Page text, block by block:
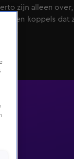
zijn alleen
koppels dat